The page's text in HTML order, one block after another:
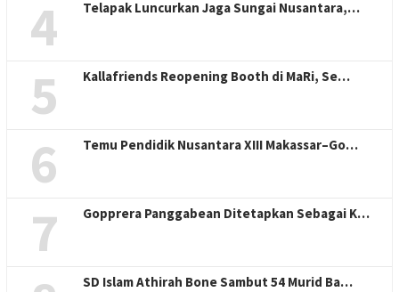
4 Telapak Luncurkan Jaga Sungai Nusantara,…
5 Kallafriends Reopening Booth di MaRi, Se…
6 Temu Pendidik Nusantara XIII Makassar–Go…
7 Gopprera Panggabean Ditetapkan Sebagai K…
SD Islam Athirah Bone Sambut 54 Murid Ba…